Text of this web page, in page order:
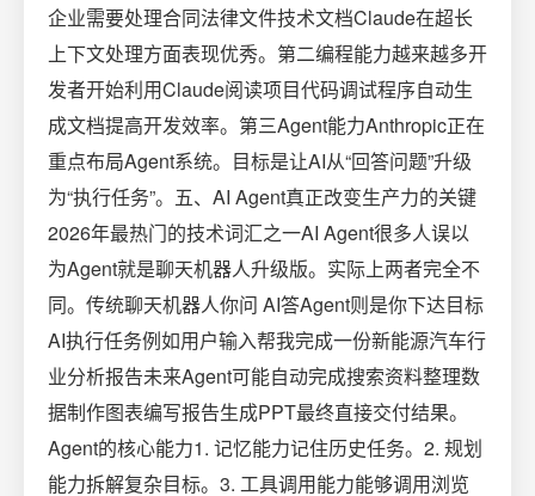
企业需要处理合同法律文件技术文档Claude在超长
上下文处理方面表现优秀。第二编程能力越来越多开
发者开始利用Claude阅读项目代码调试程序自动生
成文档提高开发效率。第三Agent能力Anthropic正在
重点布局Agent系统。目标是让AI从“回答问题”升级
为“执行任务”。五、AI Agent真正改变生产力的关键
2026年最热门的技术词汇之一AI Agent很多人误以
为Agent就是聊天机器人升级版。实际上两者完全不
同。传统聊天机器人你问 AI答Agent则是你下达目标
AI执行任务例如用户输入帮我完成一份新能源汽车行
业分析报告未来Agent可能自动完成搜索资料整理数
据制作图表编写报告生成PPT最终直接交付结果。
Agent的核心能力1. 记忆能力记住历史任务。2. 规划
能力拆解复杂目标。3. 工具调用能力能够调用浏览